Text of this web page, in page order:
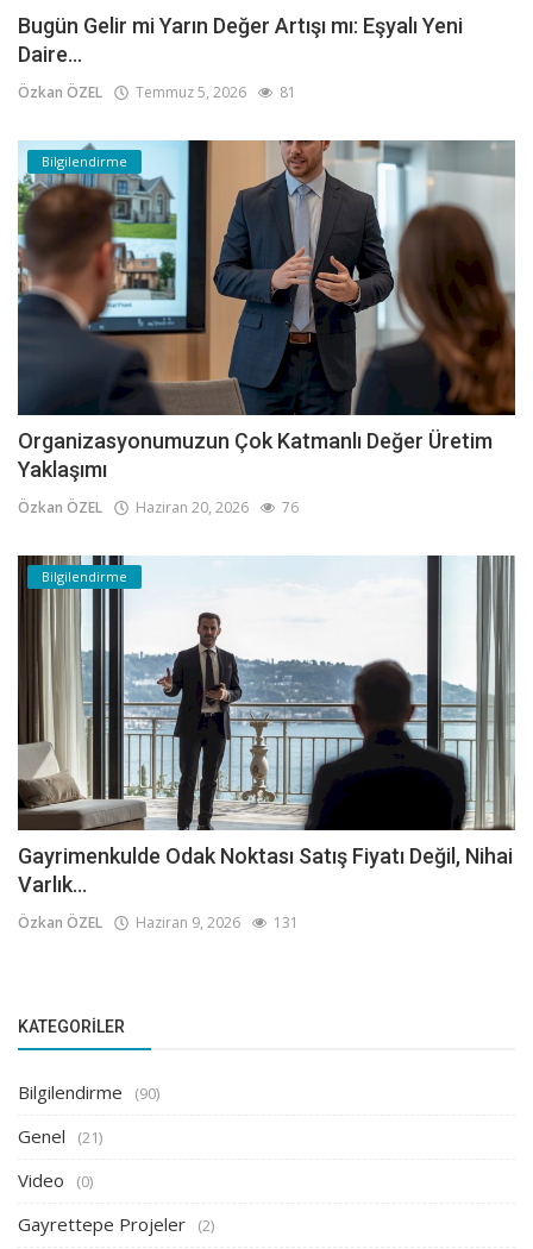
Bugün Gelir mi Yarın Değer Artışı mı: Eşyalı Yeni
Daire...
Özkan ÖZEL Temmuz 5, 2026 81
Bilgilendirme
Organizasyonumuzun Çok Katmanlı Değer Üretim
Yaklaşımı
Özkan ÖZEL Haziran 20, 2026 76
Bilgilendirme
Gayrimenkulde Odak Noktası Satış Fiyatı Değil, Nihai
Varlık...
Özkan ÖZEL Haziran 9, 2026 131
KATEGORILER
Bilgilendirme (90)
Genel (21)
Video (0)
Gayrettepe Projeler (2)